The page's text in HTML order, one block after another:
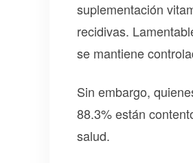
suplementación
recidivas.
se mantiene
Sin embargo,
88.3% están
salud.